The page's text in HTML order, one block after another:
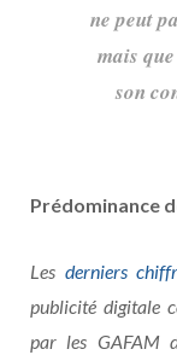
ne peut
mais
son
Prédominance
Les derniers
publicité digitale
par les GAFAM